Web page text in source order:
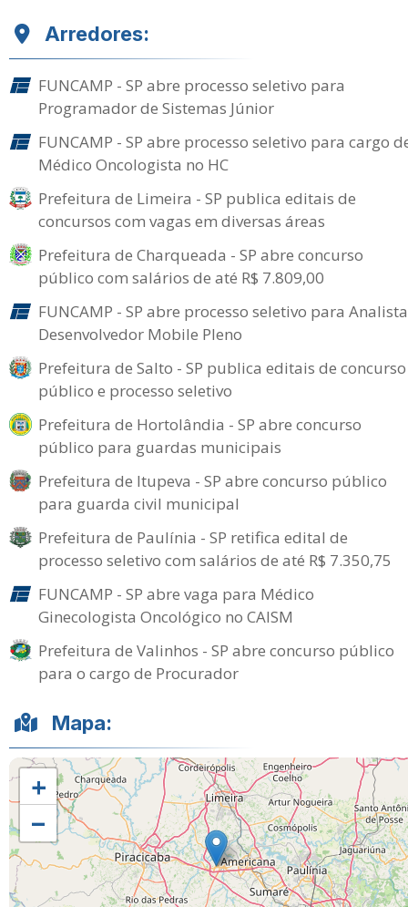
Arredores:
FUNCAMP - SP abre processo seletivo para
Programador de Sistemas Júnior
FUNCAMP - SP abre processo seletivo para cargo
Médico Oncologista no HC
Prefeitura de Limeira - SP publica editais de
concursos com vagas em diversas áreas
Prefeitura de Charqueada - SP abre concurso
público com salários de até R$ 7.809,00
FUNCAMP - SP abre processo seletivo para Analista
Desenvolvedor Mobile Pleno
Prefeitura de Salto - SP publica editais de concurso
público e processo seletivo
Prefeitura de Hortolândia - SP abre concurso
público para guardas municipais
Prefeitura de Itupeva - SP abre concurso público
para guarda civil municipal
Prefeitura de Paulínia - SP retifica edital de
processo seletivo com salários de até R$ 7.350,75
FUNCAMP - SP abre vaga para Médico
Ginecologista Oncológico no CAISM
Prefeitura de Valinhos - SP abre concurso público
para o cargo de Procurador
Mapa:
+
−